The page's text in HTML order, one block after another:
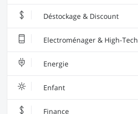
Déstockage & Discount
Electroménager & High-Tech
Energie
Enfant
Finance